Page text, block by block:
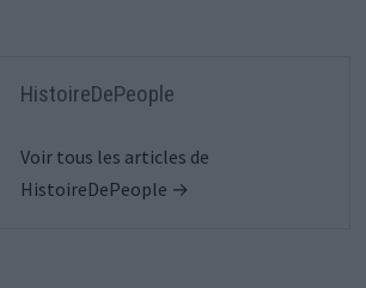
HistoireDePeople
Voir tous les articles de
HistoireDePeople →